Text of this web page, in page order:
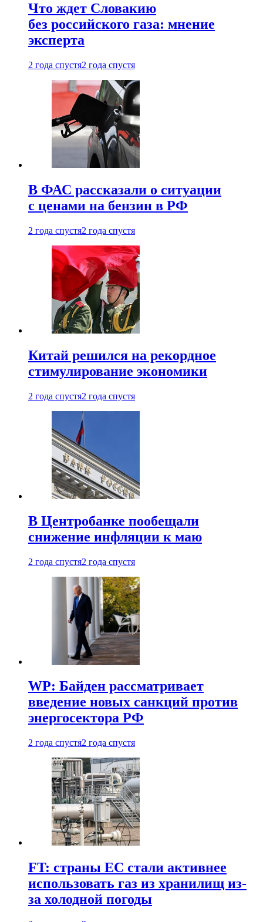
Что ждет Словакию
без российского газа: мнение
эксперта
2 года спустя2 года спустя
В ФАС рассказали о ситуации
с ценами на бензин в РФ
2 года спустя2 года спустя
Китай решился на рекордное
стимулирование экономики
2 года спустя2 года спустя
В Центробанке пообещали
снижение инфляции к маю
2 года спустя2 года спустя
WP: Байден рассматривает
введение новых санкций против
энергосектора РФ
2 года спустя2 года спустя
FT: страны ЕС стали активнее
использовать газ из хранилищ из-
за холодной погоды